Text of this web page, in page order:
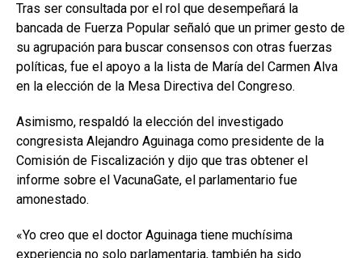
Tras ser consultada por el rol que desempeñará la
bancada de Fuerza Popular señaló que un primer gesto de
su agrupación para buscar consensos con otras fuerzas
políticas, fue el apoyo a la lista de María del Carmen Alva
en la elección de la Mesa Directiva del Congreso.
Asimismo, respaldó la elección del investigado
congresista Alejandro Aguinaga como presidente de la
Comisión de Fiscalización y dijo que tras obtener el
informe sobre el VacunaGate, el parlamentario fue
amonestado.
«Yo creo que el doctor Aguinaga tiene muchísima
experiencia no solo parlamentaria, también ha sido